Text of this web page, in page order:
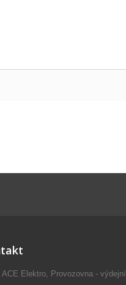
ACE Elektro, Provozovna -